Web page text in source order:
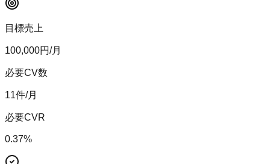
目標売上
100,000円/月
必要CV数
11件/月
必要CVR
0.37%